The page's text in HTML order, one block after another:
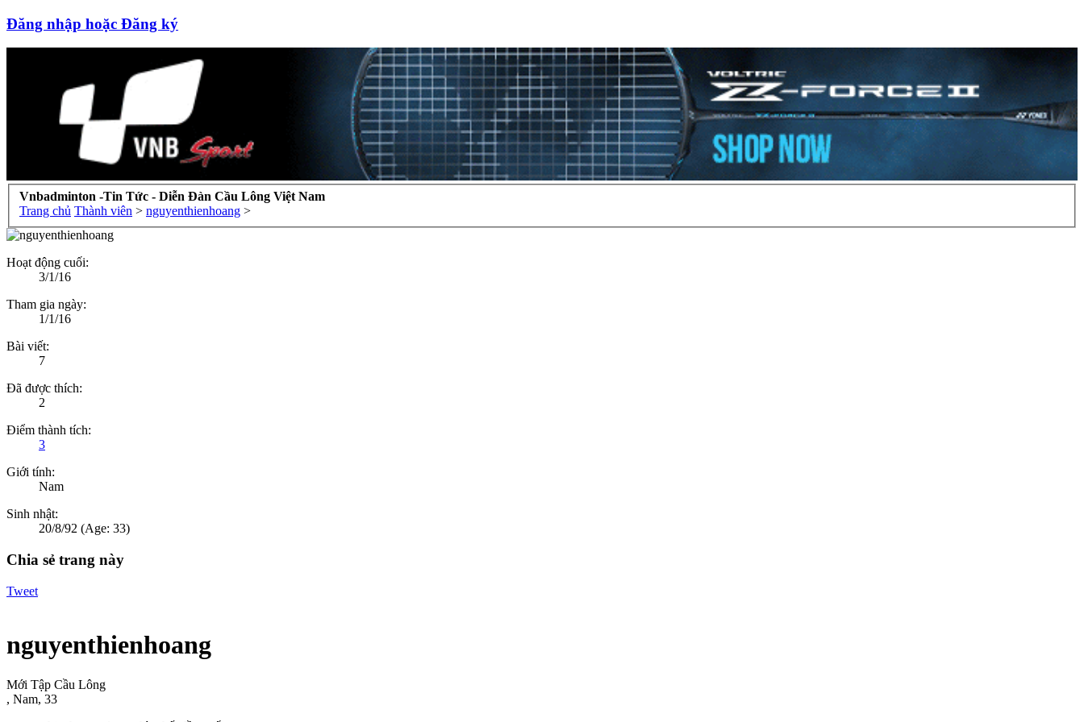
Đăng nhập hoặc Đăng ký
Vnbadminton -Tin Tức - Diễn Đàn Cầu Lông Việt Nam
Trang chủ Thành viên > nguyenthienhoang >
Hoạt động cuối:
3/1/16
Tham gia ngày:
1/1/16
Bài viết:
7
Đã được thích:
2
Điểm thành tích:
3
Giới tính:
Nam
Sinh nhật:
20/8/92 (Age: 33)
Chia sẻ trang này
Tweet
nguyenthienhoang
Mới Tập Cầu Lông
, Nam, 33